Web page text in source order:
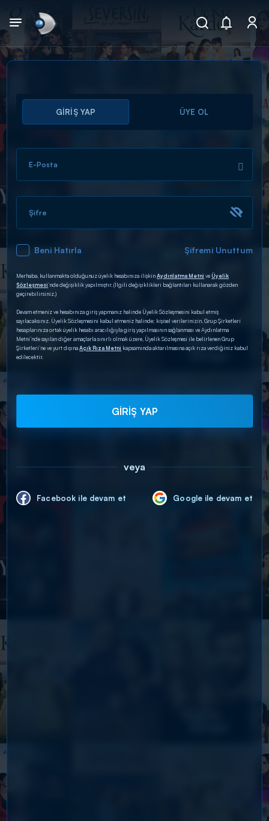
Arama
ARAMA SONUÇLARI
DİĞER SONUÇLAR
GİRİŞ YAP ÜYE OL
E-Posta
Şifre
Beni Hatırla Şifremi Unuttum
Merhaba, kullanmakta olduğunuz üyelik hesabınıza ilişkinAydınlatma Metni veÜyelik
Sözleşmesi’nde değişiklik yapılmıştır. (İlgili değişiklikleri bağlantıları kullanarak gözden
geçirebilirsiniz.)
Devam etmeniz ve hesabınıza giriş yapmanız halinde Üyelik Sözleşmesini kabul etmiş
sayılacaksınız. Üyelik Sözleşmesini kabul etmeniz halinde; kişisel verilerinizin, Grup Şirketleri
hesaplarınıza ortak üyelik hesabı aracılığıyla giriş yapılmasının sağlanması ve Aydınlatma
Metni’nde sayılan diğer amaçlarla sınırlı olmak üzere, Üyelik Sözleşmesi ile belirlenen Grup
Şirketleri’ne ve yurt dışınaAçık Rıza Metni kapsamında aktarılmasına açık rıza verdiğiniz kabul
edilecektir.
GİRİŞ YAP
veya
Facebook ile devam et Google ile devam et